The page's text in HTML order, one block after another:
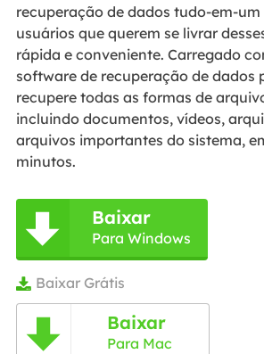
recuperação de dados tudo-em-
usuários que querem se livrar
rápida e conveniente. Carregado
software de recuperação de dados
recupere todas as formas de
incluindo documentos, vídeos,
arquivos importantes do sistema,
minutos.
 Baixar
Para Windows
 Baixar Grátis
 Baixar
Para Mac